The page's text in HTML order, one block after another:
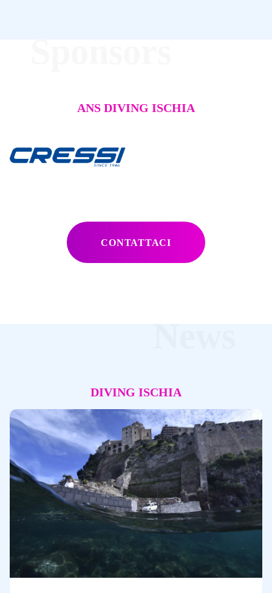
ANS DIVING ISCHIA
CONTATTACI
DIVING ISCHIA
News